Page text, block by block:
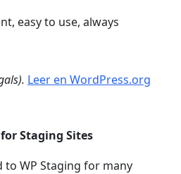
easy to use, always
Leer en WordPress.org
for Staging Sites
to WP Staging for many